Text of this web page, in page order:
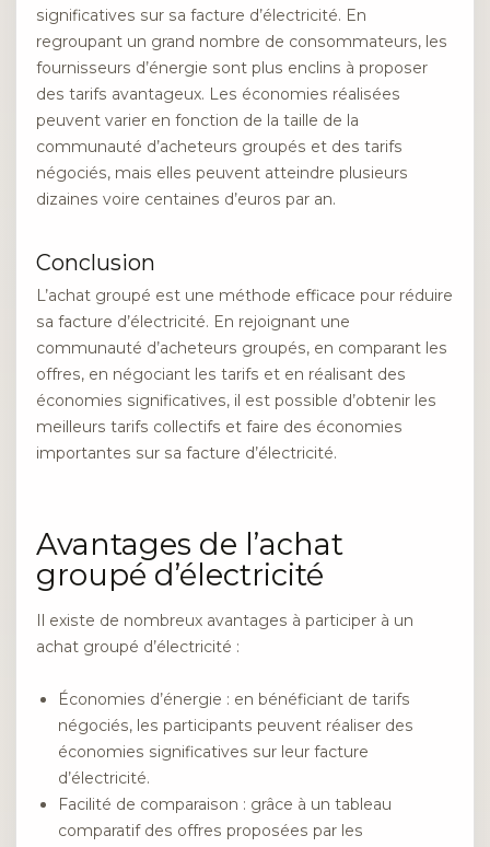
significatives sur sa facture d’électricité. En
regroupant un grand nombre de consommateurs, les
fournisseurs d’énergie sont plus enclins à proposer
des tarifs avantageux. Les économies réalisées
peuvent varier en fonction de la taille de la
communauté d’acheteurs groupés et des tarifs
négociés, mais elles peuvent atteindre plusieurs
dizaines voire centaines d’euros par an.
Conclusion
L’achat groupé est une méthode efficace pour réduire
sa facture d’électricité. En rejoignant une
communauté d’acheteurs groupés, en comparant les
offres, en négociant les tarifs et en réalisant des
économies significatives, il est possible d’obtenir les
meilleurs tarifs collectifs et faire des économies
importantes sur sa facture d’électricité.
Avantages de l’achat
groupé d’électricité
Il existe de nombreux avantages à participer à un
achat groupé d’électricité :
Économies d’énergie : en bénéficiant de tarifs
négociés, les participants peuvent réaliser des
économies significatives sur leur facture
d’électricité.
Facilité de comparaison : grâce à un tableau
comparatif des offres proposées par les